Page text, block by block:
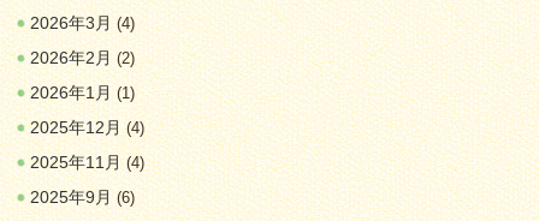
2026年3月(4)
2026年2月(2)
2026年1月(1)
2025年12月(4)
2025年11月(4)
2025年9月(6)